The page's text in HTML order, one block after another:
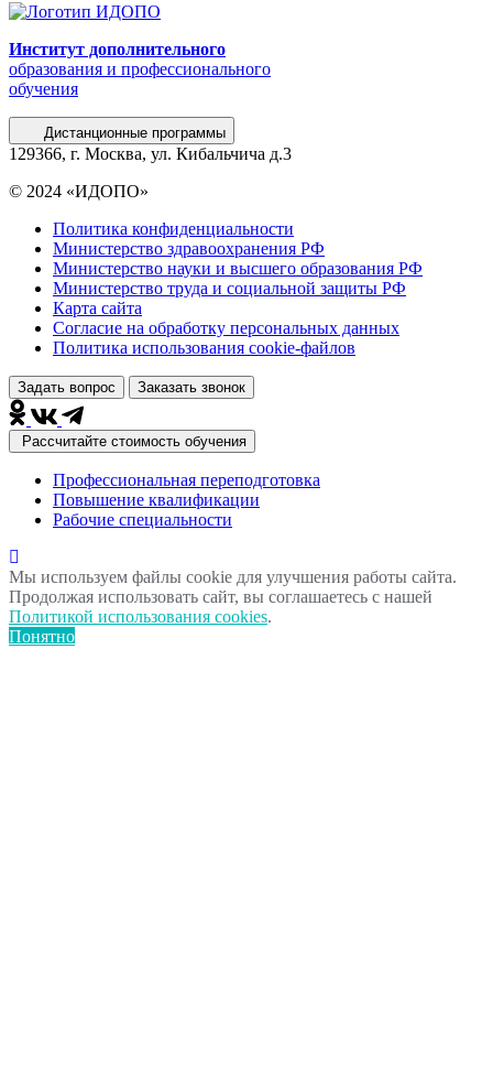
Институт дополнительного
образования и профессионального
обучения
Дистанционные программы
129366, г. Москва, ул. Кибальчича д.3
© 2024 «ИДОПО»
Политика конфиденциальности
Министерство здравоохранения РФ
Министерство науки и высшего образования РФ
Министерство труда и социальной защиты РФ
Карта сайта
Согласие на обработку персональных данных
Политика использования сookie-файлов
Задать вопрос Заказать звонок
Рассчитайте стоимость обучения
Профессиональная переподготовка
Повышение квалификации
Рабочие специальности
Мы используем файлы cookie для улучшения работы сайта.
Продолжая использовать сайт, вы соглашаетесь с нашей
Политикой использования cookies.
Понятно